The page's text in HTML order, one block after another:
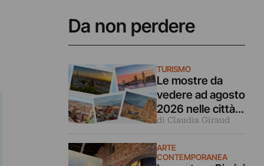
Da non perdere
TURISMO
Le mostre da
vedere ad agosto
2026 nelle città
d’arte europee
di Claudia Giraud
ARTE
CONTEMPORANEA